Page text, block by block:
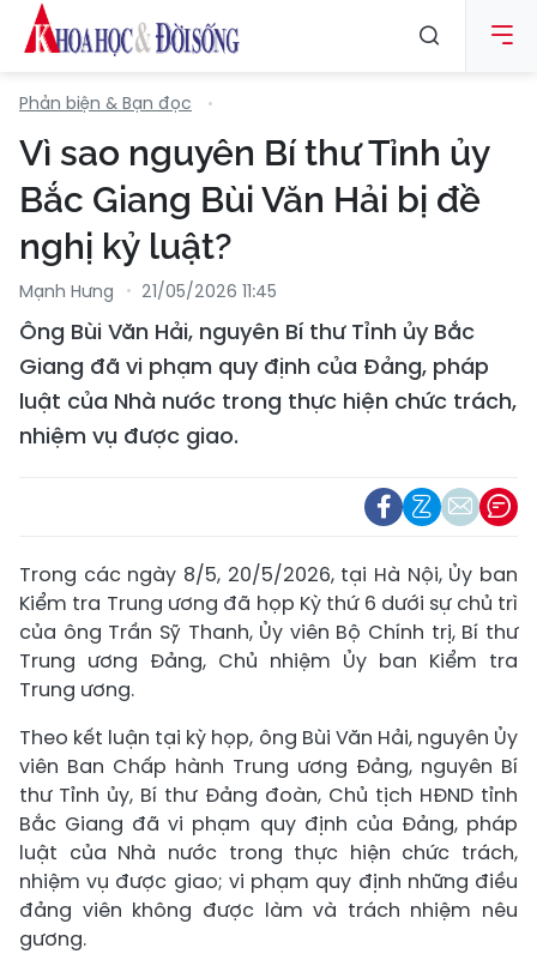
Phản biện & Bạn đọc
Vì sao nguyên Bí thư Tỉnh ủy
Bắc Giang Bùi Văn Hải bị đề
nghị kỷ luật?
Mạnh Hưng 21/05/2026 11:45
Ông Bùi Văn Hải, nguyên Bí thư Tỉnh ủy Bắc
Giang đã vi phạm quy định của Đảng, pháp
luật của Nhà nước trong thực hiện chức trách,
nhiệm vụ được giao.
Trong các ngày 8/5, 20/5/2026, tại Hà Nội, Ủy ban
Kiểm tra Trung ương đã họp Kỳ thứ 6 dưới sự chủ trì
của ông Trần Sỹ Thanh, Ủy viên Bộ Chính trị, Bí thư
Trung ương Đảng, Chủ nhiệm Ủy ban Kiểm tra
Trung ương.
Theo kết luận tại kỳ họp, ông Bùi Văn Hải, nguyên Ủy
viên Ban Chấp hành Trung ương Đảng, nguyên Bí
thư Tỉnh ủy, Bí thư Đảng đoàn, Chủ tịch HĐND tỉnh
Bắc Giang đã vi phạm quy định của Đảng, pháp
luật của Nhà nước trong thực hiện chức trách,
nhiệm vụ được giao; vi phạm quy định những điều
đảng viên không được làm và trách nhiệm nêu
gương.